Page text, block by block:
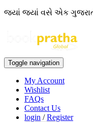
જ્યાં જ્યાં વસે એક
Toggle navigation
My Account
Wishlist
FAQs
Contact Us
login /Register